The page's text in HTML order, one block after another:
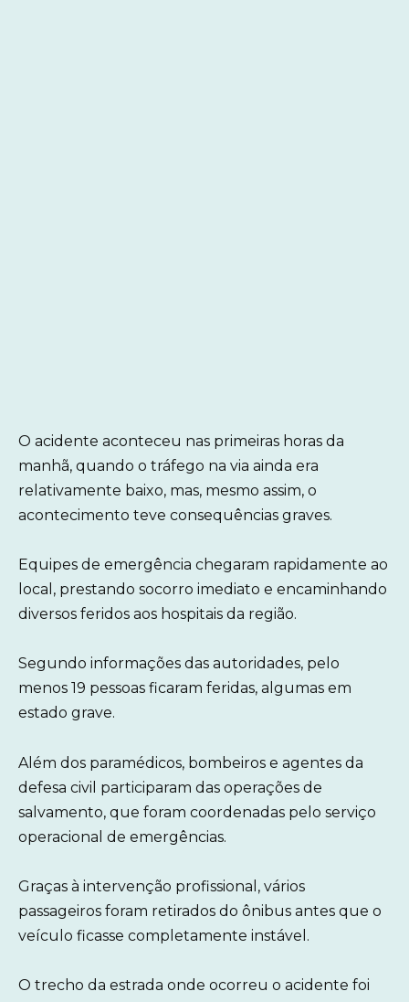
O acidente aconteceu nas primeiras horas da
manhã, quando o tráfego na via ainda era
relativamente baixo, mas, mesmo assim, o
acontecimento teve consequências graves.
Equipes de emergência chegaram rapidamente ao
local, prestando socorro imediato e encaminhando
diversos feridos aos hospitais da região.
Segundo informações das autoridades, pelo
menos 19 pessoas ficaram feridas, algumas em
estado grave.
Além dos paramédicos, bombeiros e agentes da
defesa civil participaram das operações de
salvamento, que foram coordenadas pelo serviço
operacional de emergências.
Graças à intervenção profissional, vários
passageiros foram retirados do ônibus antes que o
veículo ficasse completamente instável.
O trecho da estrada onde ocorreu o acidente foi